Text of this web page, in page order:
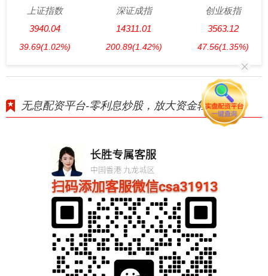
上证指数
3940.04
39.69(1.02%)
深证成指
14311.01
200.89(1.42%)
创业板指
3563.12
47.56(1.35%)
无息配资平台-零利息炒股，放大资金轻松盈利